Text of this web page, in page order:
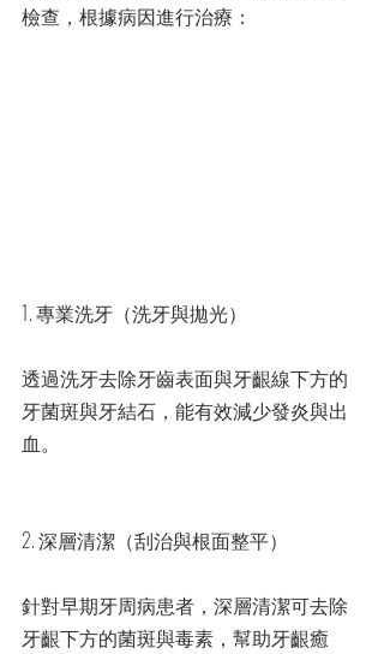
檢查，根據病因進行治療：
1. 專業洗牙（洗牙與拋光）
透過洗牙去除牙齒表面與牙齦線下方的
牙菌斑與牙結石，能有效減少發炎與出
血。
2. 深層清潔（刮治與根面整平）
針對早期牙周病患者，深層清潔可去除
牙齦下方的菌斑與毒素，幫助牙齦癒